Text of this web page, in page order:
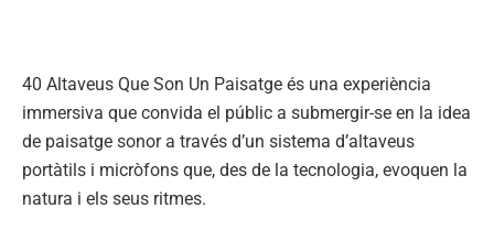
40 Altaveus Que Son Un Paisatge és una experiència
immersiva que convida el públic a submergir-se en la idea
de paisatge sonor a través d’un sistema d’altaveus
portàtils i micròfons que, des de la tecnologia, evoquen la
natura i els seus ritmes.